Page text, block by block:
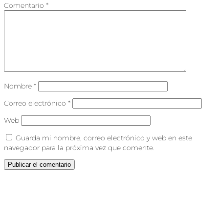
Comentario *
Nombre *
Correo electrónico *
Web
Guarda mi nombre, correo electrónico y web en este
navegador para la próxima vez que comente.